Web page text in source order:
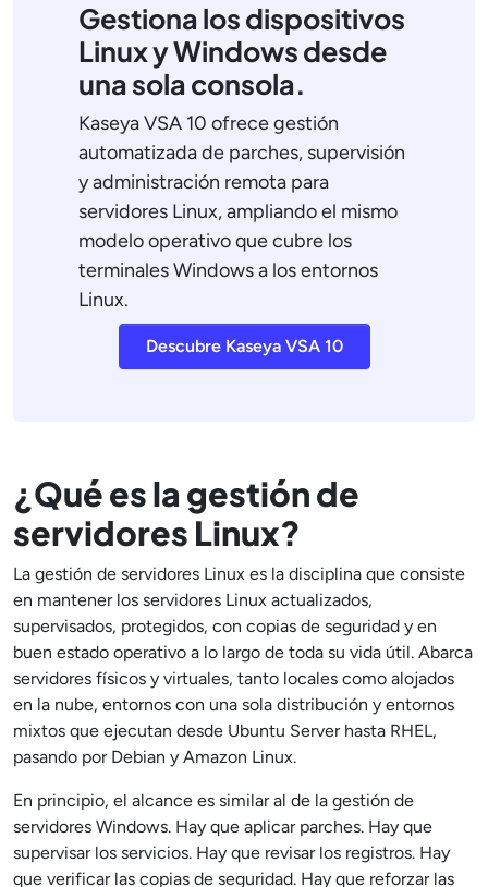
Gestiona los dispositivos
Linux y Windows desde
una sola consola.
Kaseya VSA 10 ofrece gestión
automatizada de parches, supervisión
y administración remota para
servidores Linux, ampliando el mismo
modelo operativo que cubre los
terminales Windows a los entornos
Linux.
Descubre Kaseya VSA 10
¿Qué es la gestión de
servidores Linux?
La gestión de servidores Linux es la disciplina que consiste
en mantener los servidores Linux actualizados,
supervisados, protegidos, con copias de seguridad y en
buen estado operativo a lo largo de toda su vida útil. Abarca
servidores físicos y virtuales, tanto locales como alojados
en la nube, entornos con una sola distribución y entornos
mixtos que ejecutan desde Ubuntu Server hasta RHEL,
pasando por Debian y Amazon Linux.
En principio, el alcance es similar al de la gestión de
servidores Windows. Hay que aplicar parches. Hay que
supervisar los servicios. Hay que revisar los registros. Hay
que verificar las copias de seguridad. Hay que reforzar las